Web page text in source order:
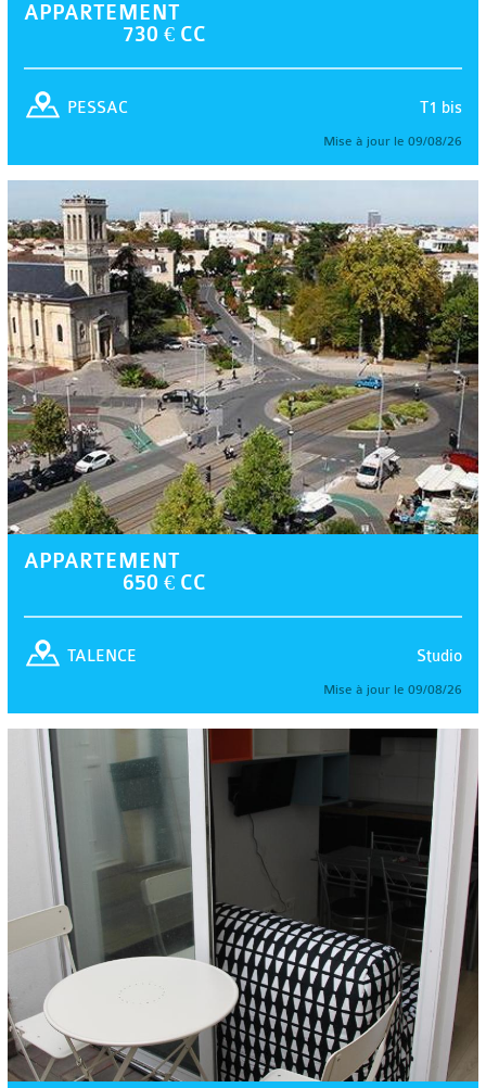
APPARTEMENT
730 € CC
T1 bis
PESSAC
Mise à jour le 09/08/26
APPARTEMENT
650 € CC
Studio
TALENCE
Mise à jour le 09/08/26